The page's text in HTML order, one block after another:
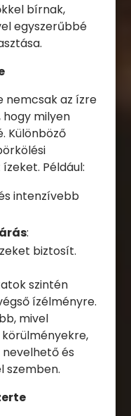
bírnak,
egyszerűbbé
nemcsak az ízre
hogy milyen
Különböző
Például:
intenzívebb
:
biztosít.
szintén
ízélményre.
mivel
és
szemben.